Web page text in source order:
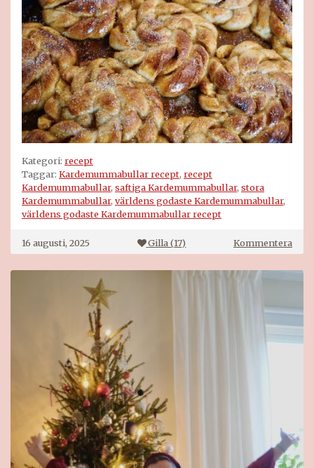
Kategori: recept
Taggar: Kardemummabullar recept, recept
Kardemummabullar, saftiga Kardemummabullar, stora
Kardemummabullar, världens godaste Kardemummabullar,
världens godaste Kardemummabullar recept
16 augusti, 2025 Gilla (17) Kommenterapå